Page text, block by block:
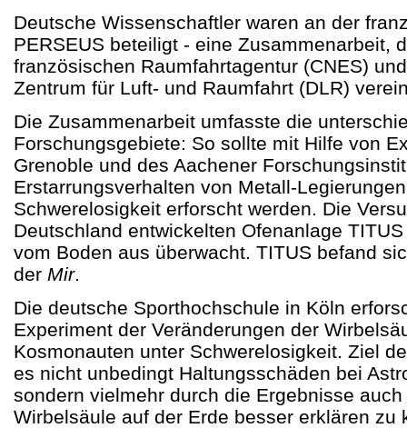
Deutsche Wissenschaftler waren an der
PERSEUS beteiligt - eine Zusammenarbeit,
französischen Raumfahrtagentur (CNES)
Zentrum für Luft- und Raumfahrt (DLR)
Die Zusammenarbeit umfasste die
Forschungsgebiete: So sollte mit Hilfe von
Grenoble und des Aachener
Erstarrungsverhalten von Metall-
Schwerelosigkeit erforscht werden. Die
Deutschland entwickelten Ofenanlage
vom Boden aus überwacht. TITUS befand
der Mir.
Die deutsche Sporthochschule in Köln
Experiment der Veränderungen der
Kosmonauten unter Schwerelosigkeit. Ziel
es nicht unbedingt Haltungsschäden bei
sondern vielmehr durch die Ergebnisse
Wirbelsäule auf der Erde besser erklären zu